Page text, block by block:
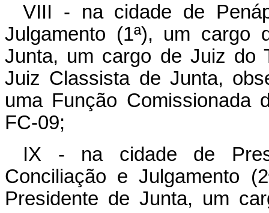
VIII - na cidade de
Julgamento (1ª), um cargo
Junta, um cargo de Juiz do
Juiz Classista de Junta,
uma Função
FC-09;
IX - na cidade de
Conciliação e Julgamento
Presidente de Junta, um